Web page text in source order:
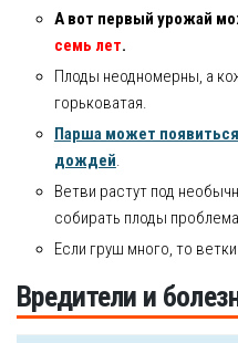
А вот первый урожай
семь лет.
Плоды неодномерны, а
горьковатая.
Парша может
дождей.
Ветви растут под
собирать плоды
Если груш много, то
Вредители и